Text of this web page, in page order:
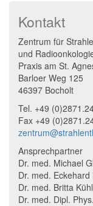
Kontakt
Zentrum für
und
Praxis am St.
Barloer Weg 125
46397 Bocholt
Tel. +49
Fax +49
Ansprechpartner
Dr. med. Michael
Dr. med. Eckehard
Dr. med. Britta Kühl
Dr. med. Dipl.